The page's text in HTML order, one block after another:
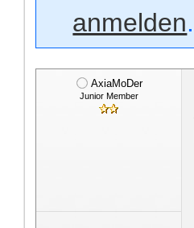
anmelden.
AxiaMoDer
Junior Member